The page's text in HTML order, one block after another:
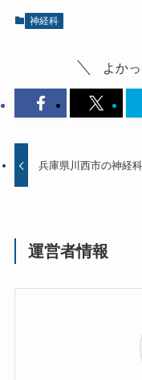
神経科
よか
兵庫県川西市の神経科
運営者情報